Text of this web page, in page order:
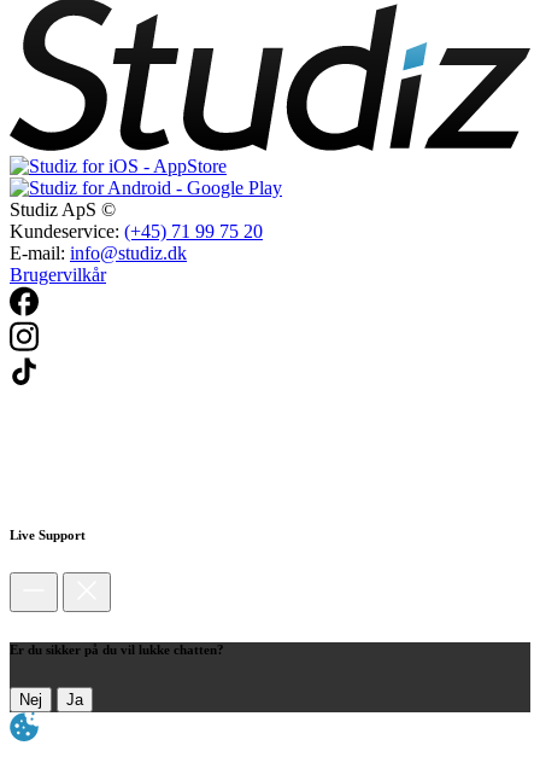
Studiz ApS ©
Kundeservice: (+45) 71 99 75 20
E-mail: info@studiz.dk
Brugervilkår
Live Support
Er du sikker på du vil lukke chatten?
Nej Ja